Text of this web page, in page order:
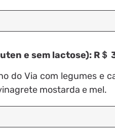
e sem lactose): R＄
do Via com legumes e
mostarda e mel.